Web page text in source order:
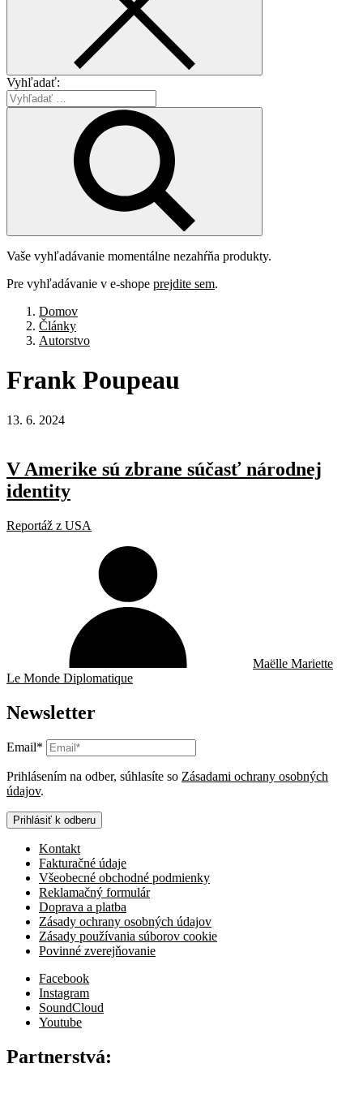
Vyhľadať:
Vaše vyhľadávanie momentálne nezahŕňa produkty.
Pre vyhľadávanie v e-shope prejdite sem.
Domov
Články
Autorstvo
Frank Poupeau
13. 6. 2024
V Amerike sú zbrane súčasť národnej
identity
Reportáž z USA
Maëlle Mariette
Le Monde Diplomatique
Newsletter
Email*
Prihlásením na odber, súhlasíte so Zásadami ochrany osobných
údajov.
Prihlásiť k odberu
Kontakt
Fakturačné údaje
Všeobecné obchodné podmienky
Reklamačný formulár
Doprava a platba
Zásady ochrany osobných údajov
Zásady používania súborov cookie
Povinné zverejňovanie
Facebook
Instagram
SoundCloud
Youtube
Partnerstvá: